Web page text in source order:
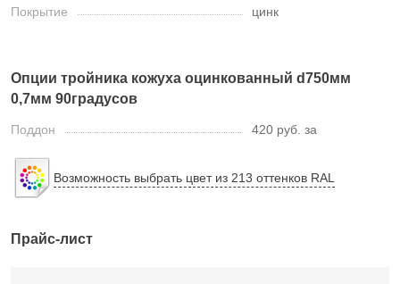
Покрытие
цинк
Опции тройника кожуха оцинкованный d750мм
0,7мм 90градусов
Поддон 420 руб. за
Возможность выбрать цвет из 213 оттенков RAL
Прайс-лист